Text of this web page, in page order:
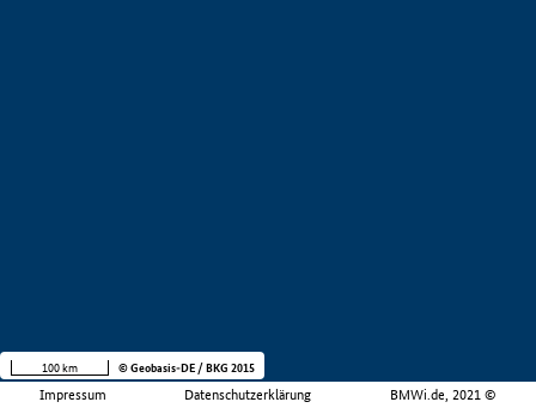
Impressum Datenschutzerklärung BMWi.de, 2021 ©
100 km © Geobasis-DE / BKG 2015